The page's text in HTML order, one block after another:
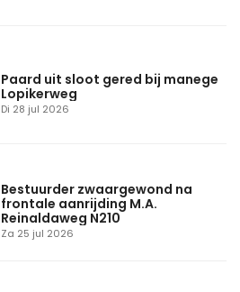
Di 28 jul 2026
Paard uit sloot gered bij manege
Lopikerweg
Za 25 jul 2026
Bestuurder zwaargewond na
frontale aanrijding M.A.
Reinaldaweg N210